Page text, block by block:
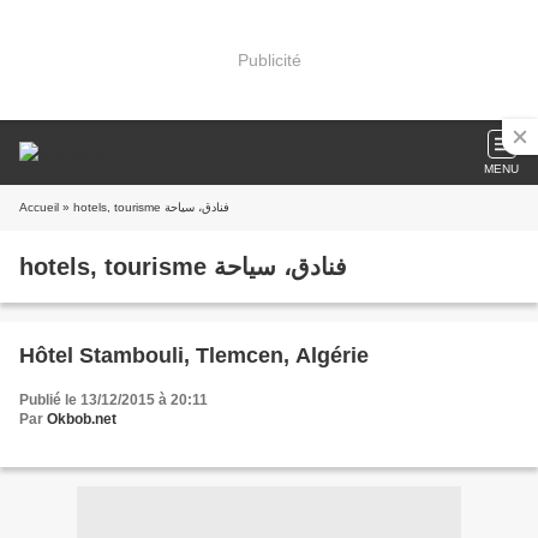
Publicité
MENU
Accueil » hotels, tourisme فنادق، سياحة
hotels, tourisme فنادق، سياحة
Hôtel Stambouli, Tlemcen, Algérie
Publié le 13/12/2015 à 20:11
Par Okbob.net